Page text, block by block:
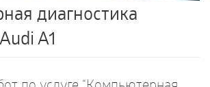
диагностика
A1